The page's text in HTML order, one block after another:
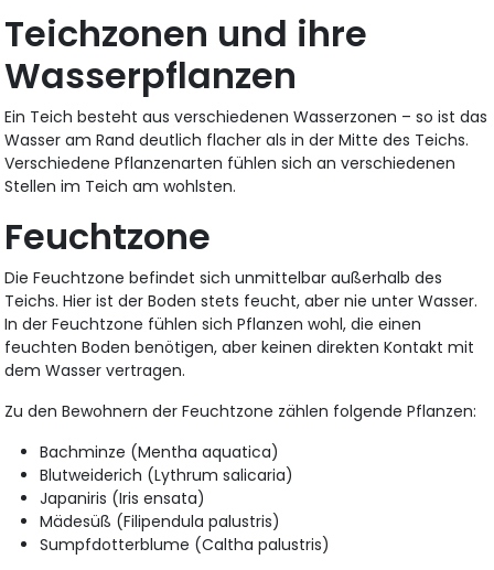
Teichzonen und ihre
Wasserpflanzen
Ein Teich besteht aus verschiedenen Wasserzonen – so ist das
Wasser am Rand deutlich flacher als in der Mitte des Teichs.
Verschiedene Pflanzenarten fühlen sich an verschiedenen
Stellen im Teich am wohlsten.
Feuchtzone
Die Feuchtzone befindet sich unmittelbar außerhalb des
Teichs. Hier ist der Boden stets feucht, aber nie unter Wasser.
In der Feuchtzone fühlen sich Pflanzen wohl, die einen
feuchten Boden benötigen, aber keinen direkten Kontakt mit
dem Wasser vertragen.
Zu den Bewohnern der Feuchtzone zählen folgende Pflanzen:
Bachminze (Mentha aquatica)
Blutweiderich (Lythrum salicaria)
Japaniris (Iris ensata)
Mädesüß (Filipendula palustris)
Sumpfdotterblume (Caltha palustris)